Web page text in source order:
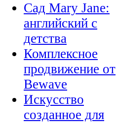
Сад Mary Jane:
английский с
детства
Комплексное
продвижение от
Bewave
Искусство
созданное для